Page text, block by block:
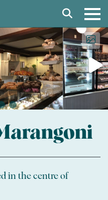
in the centre of